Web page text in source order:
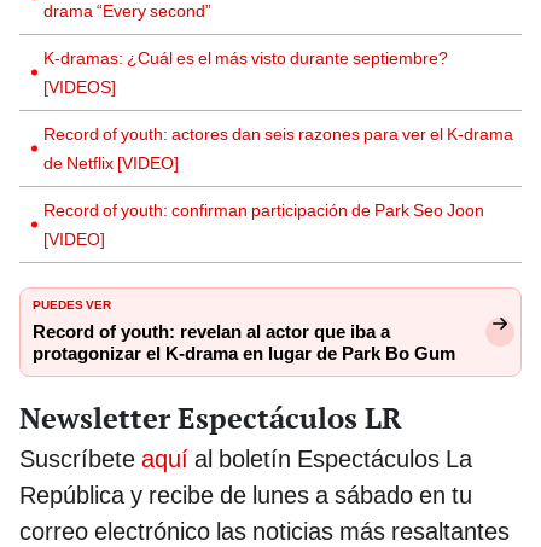
drama “Every second”
K-dramas: ¿Cuál es el más visto durante septiembre?
[VIDEOS]
Record of youth: actores dan seis razones para ver el K-drama
de Netflix [VIDEO]
Record of youth: confirman participación de Park Seo Joon
[VIDEO]
PUEDES VER
Record of youth: revelan al actor que iba a
protagonizar el K-drama en lugar de Park Bo Gum
Newsletter Espectáculos LR
Suscríbete aquí al boletín Espectáculos La
República y recibe de lunes a sábado en tu
correo electrónico las noticias más resaltantes